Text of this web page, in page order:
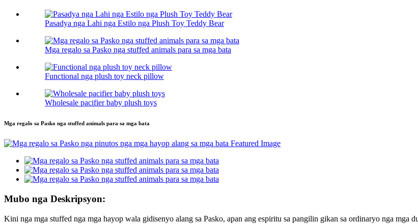
Pasadya nga Lahi nga Estilo nga Plush Toy Teddy Bear
Mga regalo sa Pasko nga stuffed animals para sa mga bata
Functional nga plush toy neck pillow
Wholesale pacifier baby plush toys
Mga regalo sa Pasko nga stuffed animals para sa mga bata
Mubo nga Deskripsyon:
Kini nga mga stuffed nga mga hayop wala gidisenyo alang sa Pasko, apan ang espiritu sa pangilin gikan sa ordinaryo nga mga